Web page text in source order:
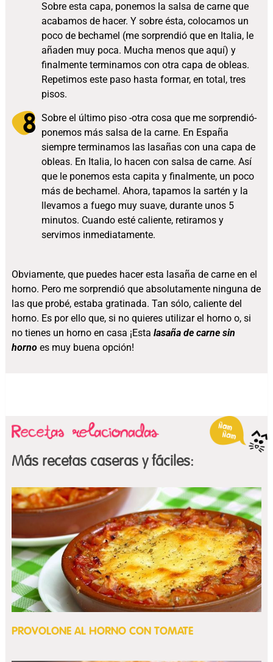
Sobre esta capa, ponemos la salsa de carne que
acabamos de hacer. Y sobre ésta, colocamos un
poco de bechamel (me sorprendió que en Italia, le
añaden muy poca. Mucha menos que aquí) y
finalmente terminamos con otra capa de obleas.
Repetimos este paso hasta formar, en total, tres
pisos.
Sobre el último piso -otra cosa que me sorprendió-
ponemos más salsa de la carne. En España
siempre terminamos las lasañas con una capa de
obleas. En Italia, lo hacen con salsa de carne. Así
que le ponemos esta capita y finalmente, un poco
más de bechamel. Ahora, tapamos la sartén y la
llevamos a fuego muy suave, durante unos 5
minutos. Cuando esté caliente, retiramos y
servimos inmediatamente.
Obviamente, que puedes hacer esta lasaña de carne en el
horno. Pero me sorprendió que absolutamente ninguna de
las que probé, estaba gratinada. Tan sólo, caliente del
horno. Es por ello que, si no quieres utilizar el horno o, si
no tienes un horno en casa ¡Esta lasaña de carne sin
hornoes muy buena opción!
Más recetas caseras y fáciles:
PROVOLONE AL HORNO CON TOMATE